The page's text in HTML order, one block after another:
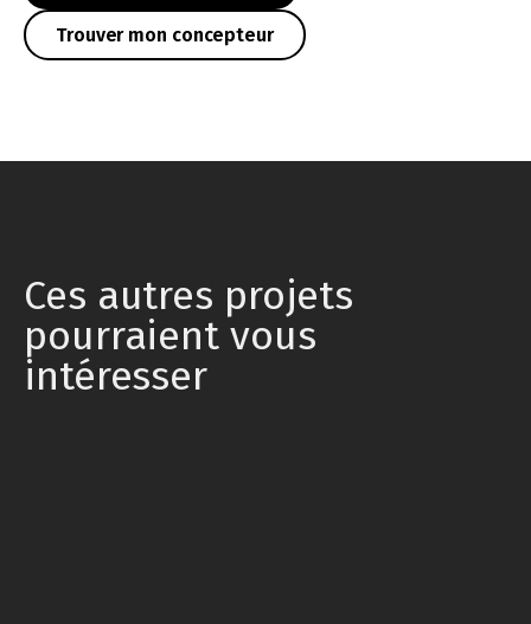
Trouver mon concepteur
Ces autres projets
pourraient vous
intéresser